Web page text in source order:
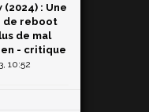
(2024) : Une
de reboot
de mal
- critique
10:52